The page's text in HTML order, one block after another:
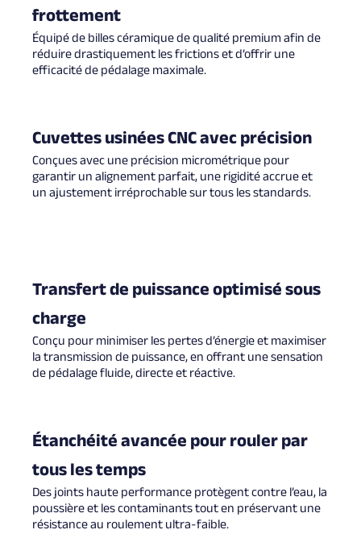
frottement
Équipé de billes céramique de qualité premium afin de
réduire drastiquement les frictions et d’offrir une
efficacité de pédalage maximale.
Cuvettes usinées CNC avec précision
Conçues avec une précision micrométrique pour
garantir un alignement parfait, une rigidité accrue et
un ajustement irréprochable sur tous les standards.
Transfert de puissance optimisé sous
charge
Conçu pour minimiser les pertes d’énergie et maximiser
la transmission de puissance, en offrant une sensation
de pédalage fluide, directe et réactive.
Étanchéité avancée pour rouler par
tous les temps
Des joints haute performance protègent contre l’eau, la
poussière et les contaminants tout en préservant une
résistance au roulement ultra-faible.